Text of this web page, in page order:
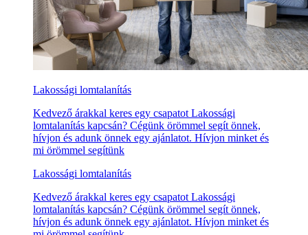
Lakossági lomtalanítás
Kedvező árakkal keres egy csapatot Lakossági
lomtalanítás kapcsán? Cégünk örömmel segít önnek,
hívjon és adunk önnek egy ajánlatot. Hívjon minket és
mi örömmel segítünk
Lakossági lomtalanítás
Kedvező árakkal keres egy csapatot Lakossági
lomtalanítás kapcsán? Cégünk örömmel segít önnek,
hívjon és adunk önnek egy ajánlatot. Hívjon minket és